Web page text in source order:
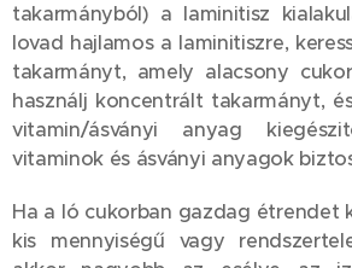
takarmányból) a laminitisz
lovad hajlamos a laminitiszre,
takarmányt, amely alacsony
használj koncentrált takarmányt,
vitamin/ásványi anyag
vitaminok és ásványi anyagok
Ha a ló cukorban gazdag étrendet
kis mennyiségű vagy